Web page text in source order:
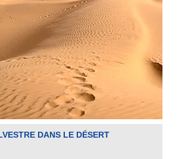
DANS LE DÉSERT